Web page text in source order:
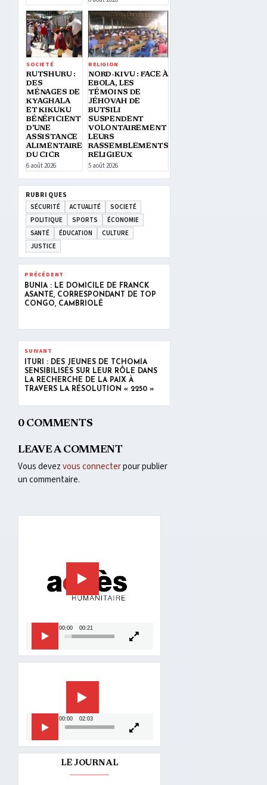
SOCIETÉ
RUTSHURU :
DES
MÉNAGES DE
KYAGHALA
ET KIKUKU
BÉNÉFICIENT
D’UNE
ASSISTANCE
ALIMENTAIRE
DU CICR
6 août 2026
RELIGION
NORD-KIVU : FACE À
EBOLA, LES
TÉMOINS DE
JÉHOVAH DE
BUTSILI
SUSPENDENT
VOLONTAIREMENT
LEURS
RASSEMBLEMENTS
RELIGIEUX
5 août 2026
RUBRIQUES
SÉCURITÉ
ACTUALITÉ
SOCIETÉ
POLITIQUE
SPORTS
ÉCONOMIE
SANTÉ
ÉDUCATION
CULTURE
JUSTICE
PRÉCÉDENT
BUNIA : LE DOMICILE DE FRANCK
ASANTE, CORRESPONDANT DE TOP
CONGO, CAMBRIOLÉ
SUIVANT
ITURI : DES JEUNES DE TCHOMIA
SENSIBILISÉS SUR LEUR RÔLE DANS
LA RECHERCHE DE LA PAIX À
TRAVERS LA RÉSOLUTION « 2250 »
0 COMMENTS
LEAVE A COMMENT
Vous devezvous connecterpour publier
un commentaire.
00:00 00:21
00:00 02:03
LE JOURNAL